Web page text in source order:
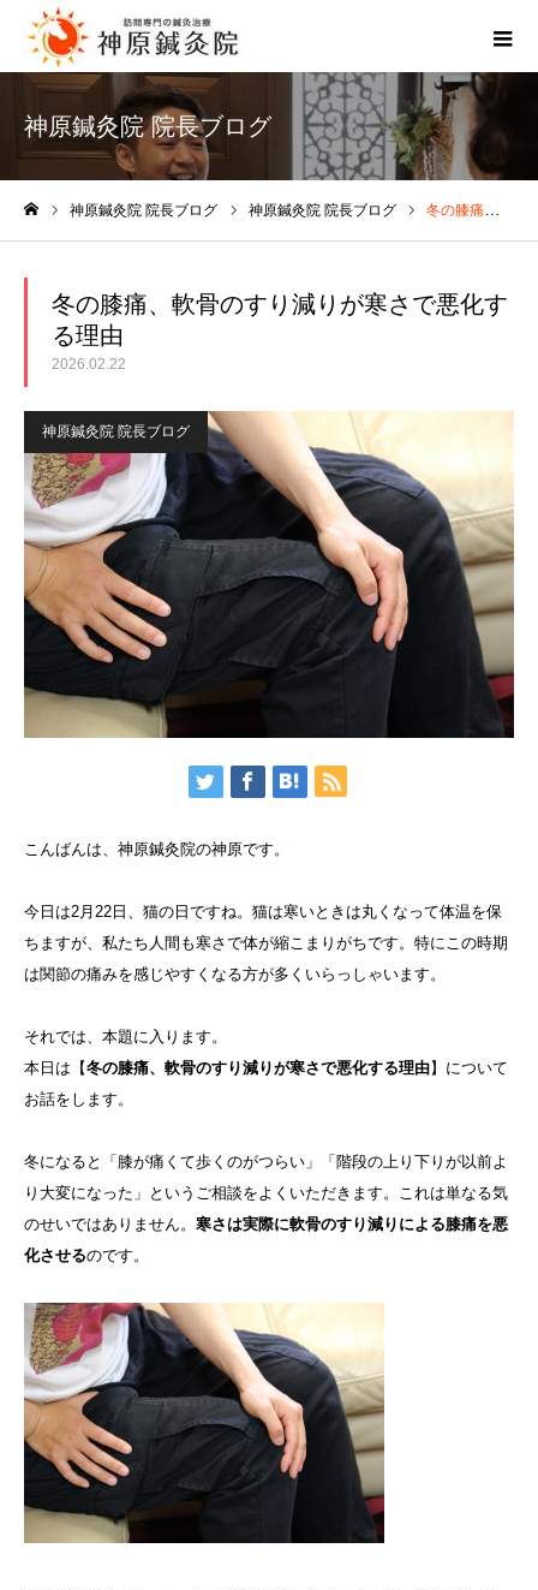
神原鍼灸院 院長ブログ
神原鍼灸院 院長ブログ 神原鍼灸院 院長ブログ 冬の膝痛、軟骨のすり減りが寒さで悪化する理由
冬の膝痛、軟骨のすり減りが寒さで悪化す
る理由
2026.02.22
神原鍼灸院 院長ブログ
こんばんは、神原鍼灸院の神原です。
今日は2月22日、猫の日ですね。猫は寒いときは丸くなって体温を保
ちますが、私たち人間も寒さで体が縮こまりがちです。特にこの時期
は関節の痛みを感じやすくなる方が多くいらっしゃいます。
それでは、本題に入ります。
本日は【冬の膝痛、軟骨のすり減りが寒さで悪化する理由】について
お話をします。
冬になると「膝が痛くて歩くのがつらい」「階段の上り下りが以前よ
り大変になった」というご相談をよくいただきます。これは単なる気
のせいではありません。 寒さは実際に軟骨のすり減りによる膝痛を悪
化させるのです。